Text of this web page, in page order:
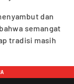
dan
semangat
tradisi masih